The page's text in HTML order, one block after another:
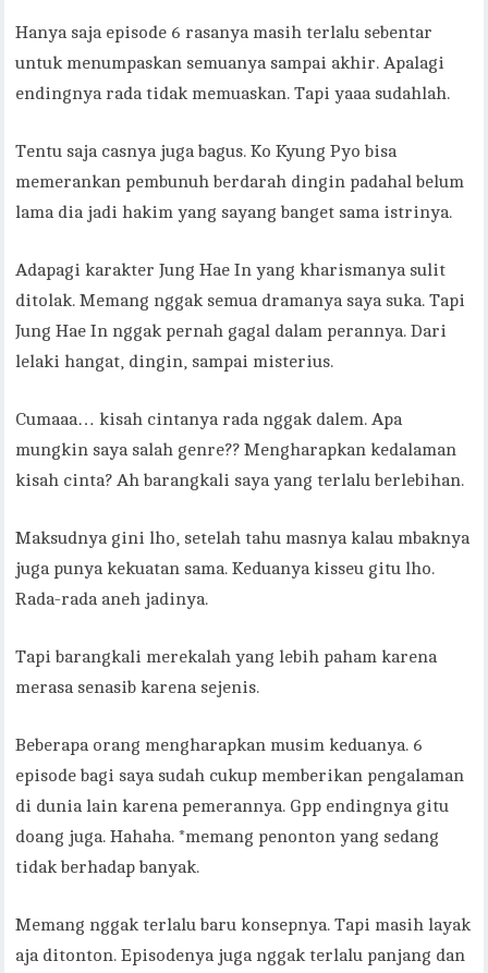
Hanya saja episode 6 rasanya masih terlalu sebentar
untuk menumpaskan semuanya sampai akhir. Apalagi
endingnya rada tidak memuaskan. Tapi yaaa sudahlah.
Tentu saja casnya juga bagus. Ko Kyung Pyo bisa
memerankan pembunuh berdarah dingin padahal belum
lama dia jadi hakim yang sayang banget sama istrinya.
Adapagi karakter Jung Hae In yang kharismanya sulit
ditolak. Memang nggak semua dramanya saya suka. Tapi
Jung Hae In nggak pernah gagal dalam perannya. Dari
lelaki hangat, dingin, sampai misterius.
Cumaaa… kisah cintanya rada nggak dalem. Apa
mungkin saya salah genre?? Mengharapkan kedalaman
kisah cinta? Ah barangkali saya yang terlalu berlebihan.
Maksudnya gini lho, setelah tahu masnya kalau mbaknya
juga punya kekuatan sama. Keduanya kisseu gitu lho.
Rada-rada aneh jadinya.
Tapi barangkali merekalah yang lebih paham karena
merasa senasib karena sejenis.
Beberapa orang mengharapkan musim keduanya. 6
episode bagi saya sudah cukup memberikan pengalaman
di dunia lain karena pemerannya. Gpp endingnya gitu
doang juga. Hahaha. *memang penonton yang sedang
tidak berhadap banyak.
Memang nggak terlalu baru konsepnya. Tapi masih layak
aja ditonton. Episodenya juga nggak terlalu panjang dan